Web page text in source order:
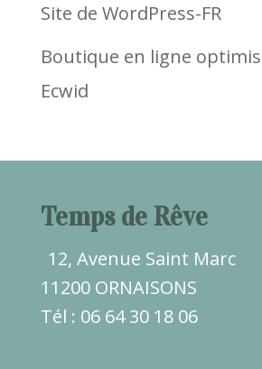
Site de WordPress-FR
Boutique en ligne
Ecwid
Temps de Rêve
12, Avenue Saint Marc
11200 ORNAISONS
Tél : 06 64 30 18 06